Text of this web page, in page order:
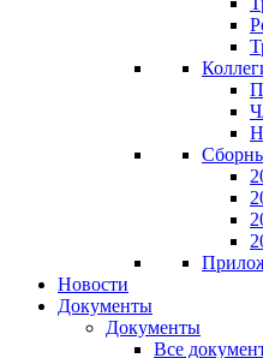
Новости
Документы
Документы
Все